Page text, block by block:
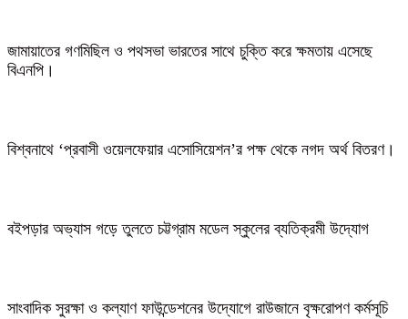
জামায়াতের গণমিছিল ও পথসভা ভারতের সাথে চুক্তি করে ক্ষমতায় এসেছে
বিএনপি।
বিশ্বনাথে ‘প্রবাসী ওয়েলফেয়ার এসোসিয়েশন’র পক্ষ থেকে নগদ অর্থ বিতরণ।
বইপড়ার অভ্যাস গড়ে তুলতে চট্টগ্রাম মডেল স্কুলের ব্যতিক্রমী উদ্যোগ
সাংবাদিক সুরক্ষা ও কল্যাণ ফাউন্ডেশনের উদ্যোগে রাউজানে বৃক্ষরোপণ কর্মসূচি